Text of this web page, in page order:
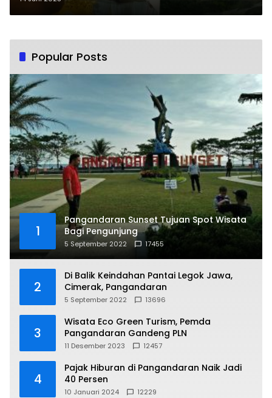
Popular Posts
1
Pangandaran Sunset Tujuan Spot Wisata
Bagi Pengunjung
5 September 2022 17455
2
Di Balik Keindahan Pantai Legok Jawa,
Cimerak, Pangandaran
5 September 2022 13696
3
Wisata Eco Green Turism, Pemda
Pangandaran Gandeng PLN
11 Desember 2023 12457
4
Pajak Hiburan di Pangandaran Naik Jadi
40 Persen
10 Januari 2024 12229